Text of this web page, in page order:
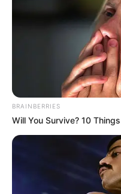
dadurch der Preis ändert.
BRAINBERRIES
Will You Survive? 10